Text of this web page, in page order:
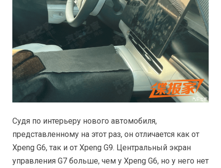
Судя по интерьеру нового автомобиля,
представленному на этот раз, он отличается как от
Xpeng G6, так и от Xpeng G9. Центральный экран
управления G7 больше, чем у Xpeng G6, но у него нет